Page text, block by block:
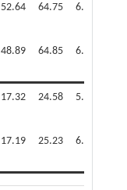
52.64 64.75 6.31
48.89 64.85 6.30
17.32 24.58 5.92
17.19 25.23 6.40